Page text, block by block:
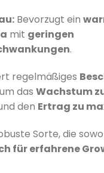
Bevorzugt ein
mit geringen
.
regelmäßiges
das Wachstum
den Ertrag zu
Sorte, die
für erfahrene